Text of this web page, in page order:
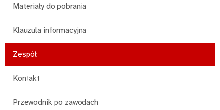
Materiały do pobrania
Klauzula informacyjna
Zespół
Kontakt
Przewodnik po zawodach